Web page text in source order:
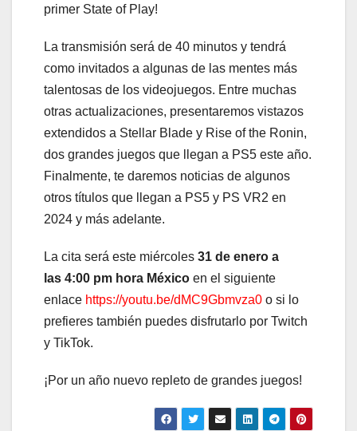
primer State of Play!
La transmisión será de 40 minutos y tendrá
como invitados a algunas de las mentes más
talentosas de los videojuegos. Entre muchas
otras actualizaciones, presentaremos vistazos
extendidos a Stellar Blade y Rise of the Ronin,
dos grandes juegos que llegan a PS5 este año.
Finalmente, te daremos noticias de algunos
otros títulos que llegan a PS5 y PS VR2 en
2024 y más adelante.
La cita será este miércoles 31 de enero a
las 4:00 pm hora México en el siguiente
enlace https://youtu.be/dMC9Gbmvza0 o si lo
prefieres también puedes disfrutarlo por Twitch
y TikTok.
¡Por un año nuevo repleto de grandes juegos!